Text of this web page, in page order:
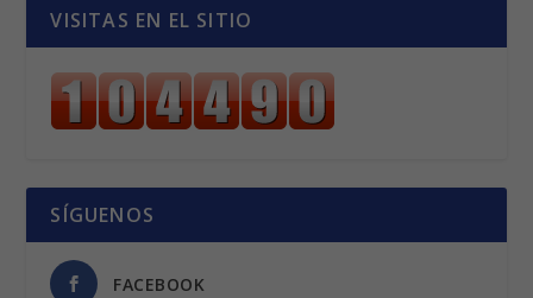
VISITAS EN EL SITIO
SÍGUENOS
FACEBOOK